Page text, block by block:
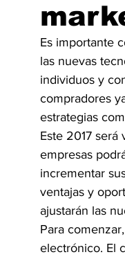
Es importante
las nuevas
individuos y
compradores
estrategias
Este 2017
empresas
incrementar
ventajas y
ajustarán las
Para
electrónico. El